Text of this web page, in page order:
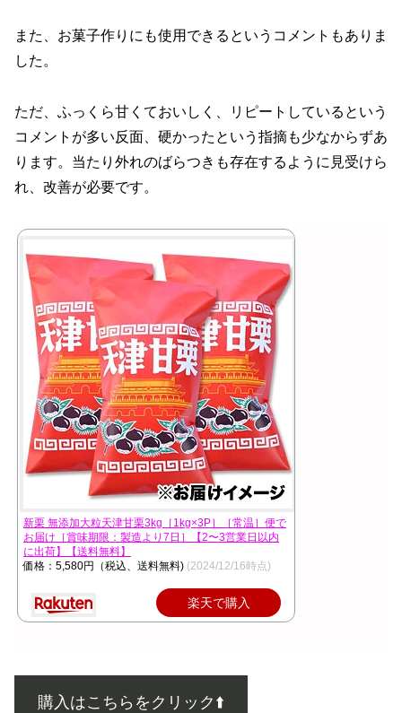
また、お菓子作りにも使用できるというコメントもありま
した。
ただ、ふっくら甘くておいしく、リピートしているという
コメントが多い反面、硬かったという指摘も少なからずあ
ります。当たり外れのばらつきも存在するように見受けら
れ、改善が必要です。
新栗 無添加大粒天津甘栗3kg［1kg×3P］［常温］便で
お届け［賞味期限：製造より7日］【2〜3営業日以内
に出荷】【送料無料】
価格：5,580円（税込、送料無料) (2024/12/16時点)
楽天で購入
購入はこちらをクリック⬆️